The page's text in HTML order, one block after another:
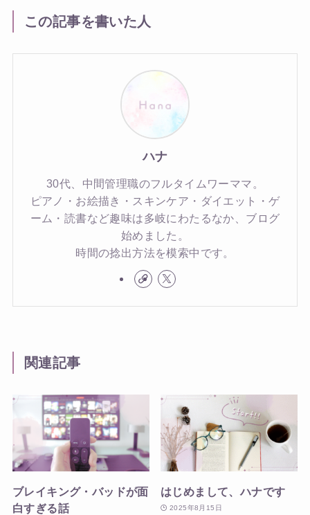
この記事を書いた人
ハナ
30代、中間管理職のフルタイムワーママ。
ピアノ・お絵描き・スキンケア・ダイエット・ゲ
ーム・読書など趣味は多岐にわたるなか、ブログ
始めました。
時間の捻出方法を模索中です。
関連記事
ブレイキング・バッドが面
白すぎる話
はじめまして、ハナです
2025年8月15日